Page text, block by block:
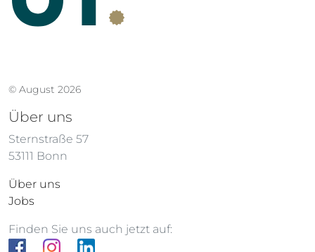
© August 2026
Über uns
Sternstraße 57
53111 Bonn
Über uns
Jobs
Finden Sie uns auch jetzt auf: